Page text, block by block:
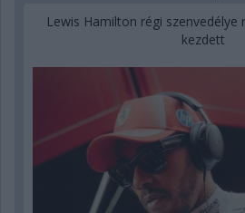
Lewis Hamilton régi szenvedélye
kezdett